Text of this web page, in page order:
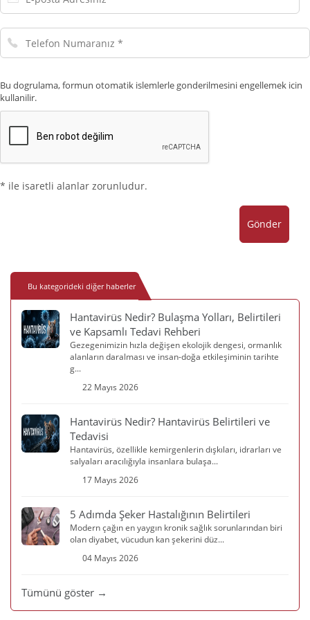
posta
Telefon
Numaranız
Bu dogrulama, formun otomatik islemlerle gonderilmesini engellemek icin
kullanilir.
* ile isaretli alanlar zorunludur.
Gönder
Bu kategorideki diğer haberler
Hantavirüs Nedir? Bulaşma Yolları, Belirtileri
ve Kapsamlı Tedavi Rehberi
Gezegenimizin hızla değişen ekolojik dengesi, ormanlık
alanların daralması ve insan-doğa etkileşiminin tarihte
g...
22 Mayıs 2026
Hantavirüs Nedir? Hantavirüs Belirtileri ve
Tedavisi
Hantavirüs, özellikle kemirgenlerin dışkıları, idrarları ve
salyaları aracılığıyla insanlara bulaşa...
17 Mayıs 2026
5 Adımda Şeker Hastalığının Belirtileri
Modern çağın en yaygın kronik sağlık sorunlarından biri
olan diyabet, vücudun kan şekerini düz...
04 Mayıs 2026
Tümünü göster →